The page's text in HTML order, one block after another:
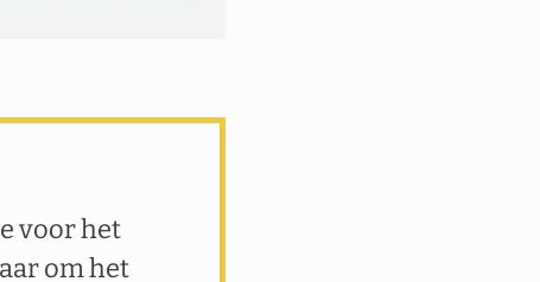
voor het
om het